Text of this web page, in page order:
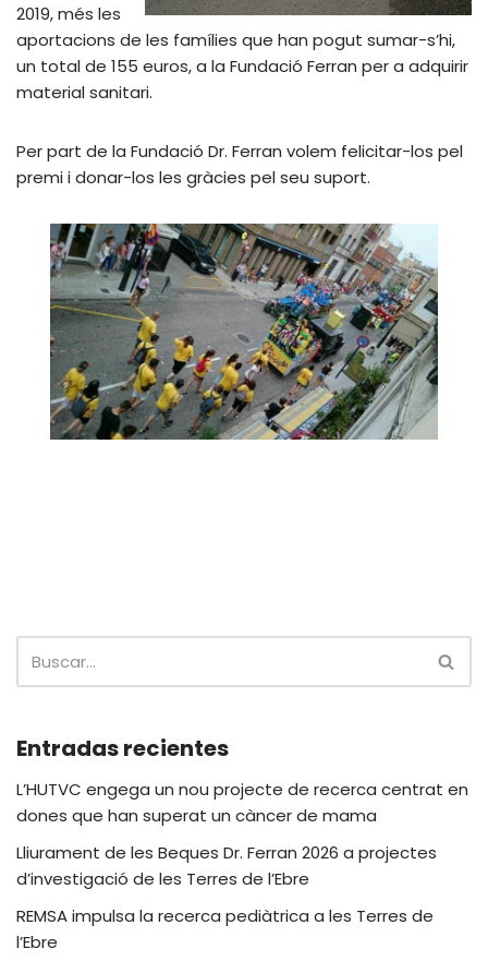
2019, més les
aportacions de les famílies que han pogut sumar-s’hi,
un total de 155 euros, a la Fundació Ferran per a adquirir
material sanitari.
Per part de la Fundació Dr. Ferran volem felicitar-los pel
premi i donar-los les gràcies pel seu suport.
Entradas recientes
L’HUTVC engega un nou projecte de recerca centrat en
dones que han superat un càncer de mama
Lliurament de les Beques Dr. Ferran 2026 a projectes
d’investigació de les Terres de l’Ebre
REMSA impulsa la recerca pediàtrica a les Terres de
l’Ebre